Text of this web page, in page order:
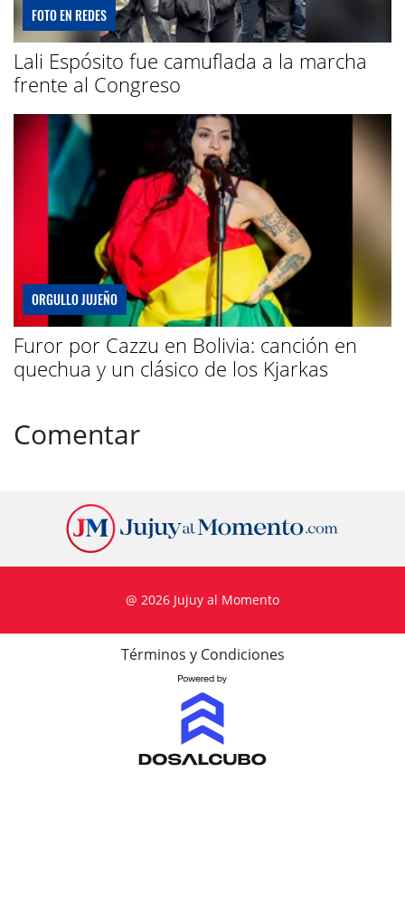
FOTO EN REDES
Lali Espósito fue camuflada a la marcha
frente al Congreso
ORGULLO JUJEÑO
Furor por Cazzu en Bolivia: canción en
quechua y un clásico de los Kjarkas
Comentar
@ 2026 Jujuy al Momento
Términos y Condiciones